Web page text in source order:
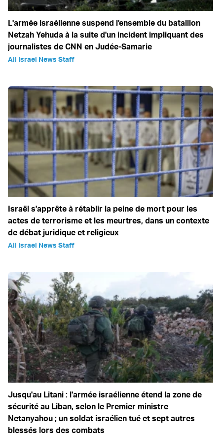
L'armée israélienne suspend l'ensemble du bataillon
Netzah Yehuda à la suite d'un incident impliquant des
journalistes de CNN en Judée-Samarie
All Israel News Staff
Israël s'apprête à rétablir la peine de mort pour les
actes de terrorisme et les meurtres, dans un contexte
de débat juridique et religieux
All Israel News Staff
Jusqu'au Litani : l'armée israélienne étend la zone de
sécurité au Liban, selon le Premier ministre
Netanyahou ; un soldat israélien tué et sept autres
blessés lors des combats